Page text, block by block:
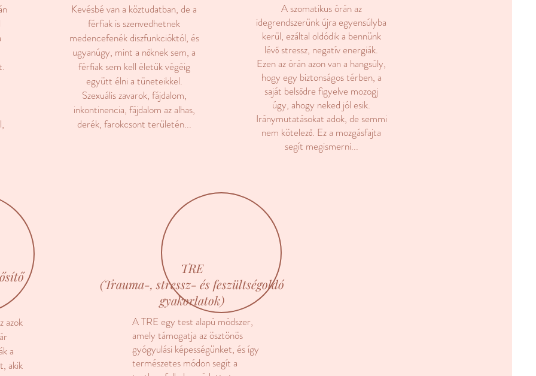
azok
a
akik
Kevésbé van a köztudatban, de a
férfiak is szenvedhetnek
medencefenék diszfunkcióktól, és
ugyanúgy, mint a nőknek sem, a
férfiak sem kell életük végéig
együtt élni a tüneteikkel.
Szexuális zavarok, fájdalom,
inkontinencia, fájdalom az alhas,
derék, farokcsont területén...
A szomatikus órán az
idegrendszerünk újra egyensúlyba
kerül, ezáltal oldódik a bennünk
lévő stressz, negatív energiák.
Ezen az órán azon van a hangsúly,
hogy egy biztonságos térben, a
saját belsődre figyelve mozogj
úgy, ahogy neked jól esik.
Iránymutatásokat adok, de semmi
nem kötelező. Ez a mozgásfajta
segít megismerni...
TRE
(Trauma-, stressz- és feszültségoldó
gyakorlatok)
A TRE egy test alapú módszer,
amely támogatja az ösztönös
gyógyulási képességünket, és így
természetes módon segít a